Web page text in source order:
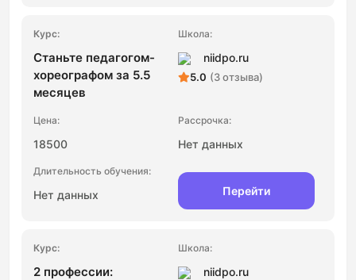
Станьте педагогом-
хореографом за 5.5
месяцев
niidpo.ru
5.0 (3 отзыва)
18500 Нет данных
Нет данных Перейти
2 профессии:
niidpo.ru